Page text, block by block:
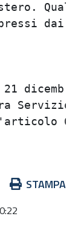
21
fra
STAMPA